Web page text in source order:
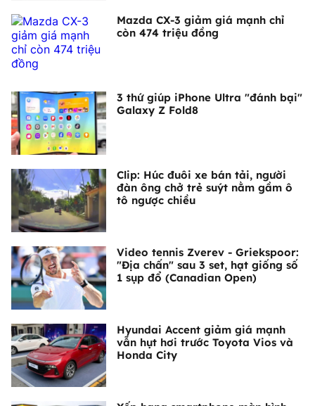
Mazda CX-3 giảm giá mạnh chỉ
còn 474 triệu đồng
3 thứ giúp iPhone Ultra "đánh bại"
Galaxy Z Fold8
Clip: Húc đuôi xe bán tải, người
đàn ông chở trẻ suýt nằm gầm ô
tô ngược chiều
Video tennis Zverev - Griekspoor:
"Địa chấn" sau 3 set, hạt giống số
1 sụp đổ (Canadian Open)
Hyundai Accent giảm giá mạnh
vẫn hụt hơi trước Toyota Vios và
Honda City